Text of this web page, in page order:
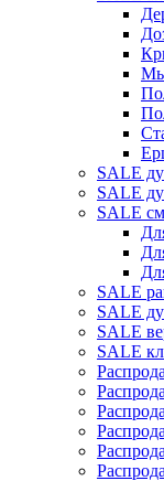
SALE
SALE
SALE
SALE
SALE
SALE
SALE